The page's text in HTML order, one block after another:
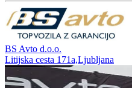
BS Avto d.o.o.
Litijska cesta 171a,Ljubljana